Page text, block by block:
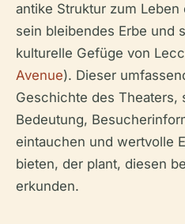
antike Struktur zum
sein bleibendes Erbe und
kulturelle Gefüge von
Avenue). Dieser
Geschichte des Theaters,
Bedeutung,
eintauchen und wertvolle
bieten, der plant, diesen
erkunden.